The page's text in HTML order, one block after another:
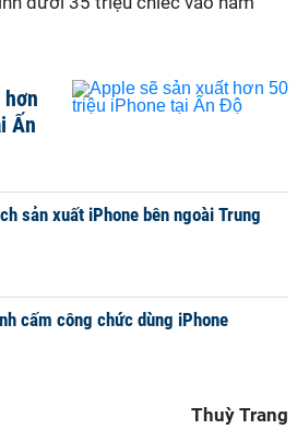
Ấn
sản xuất iPhone bên ngoài Trung
cấm công chức dùng iPhone
Thuỳ Trang